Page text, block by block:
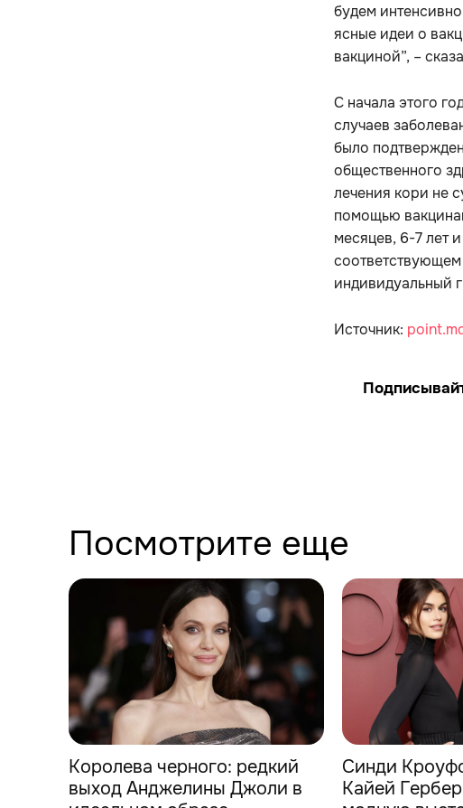
будем
ясные идеи о
вакциной”, –
С начала этого
случаев
было
общественного
лечения кори не
помощью
месяцев, 6-7 лет
индивидуальный
Источник:
Посмотрите еще
Королева черного: редкий
выход Анджелины Джоли в
Синди
Кайей